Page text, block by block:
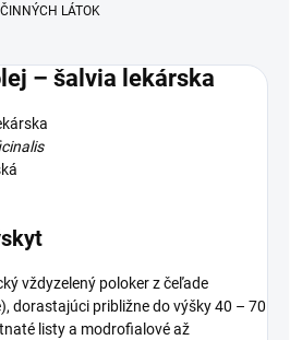
LÁTOK
– šalvia lekárska
vždyzelený poloker z čeľade
dorastajúci približne do výšky 40 – 70
listy a modrofialové až